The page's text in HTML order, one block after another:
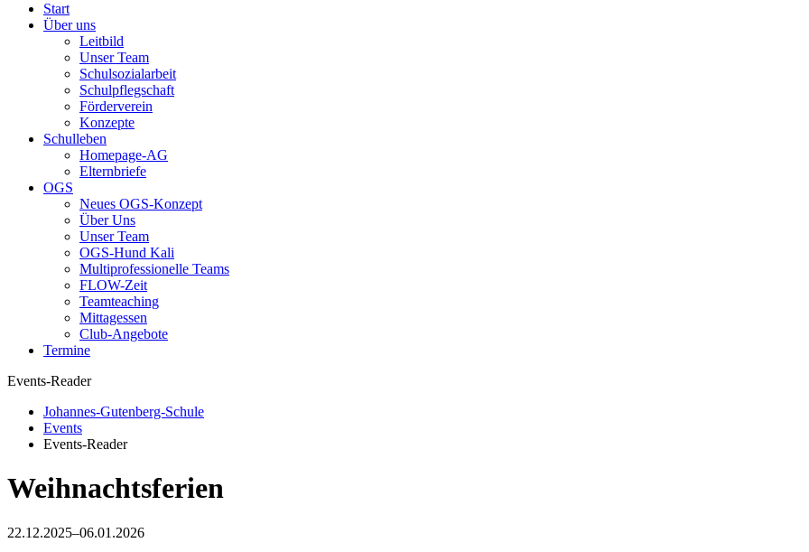
Start
Über uns
Leitbild
Unser Team
Schulsozialarbeit
Schulpflegschaft
Förderverein
Konzepte
Schulleben
Homepage-AG
Elternbriefe
OGS
Neues OGS-Konzept
Über Uns
Unser Team
OGS-Hund Kali
Multiprofessionelle Teams
FLOW-Zeit
Teamteaching
Mittagessen
Club-Angebote
Termine
Events-Reader
Johannes-Gutenberg-Schule
Events
Events-Reader
Weihnachtsferien
22.12.2025–06.01.2026